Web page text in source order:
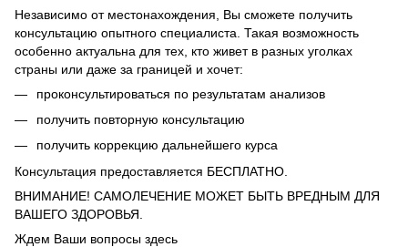
Независимо от местонахождения, Вы сможете получить
консультацию опытного специалиста. Такая возможность
особенно актуальна для тех, кто живет в разных уголках
страны или даже за границей и хочет:
проконсультироваться по результатам анализов
получить повторную консультацию
получить коррекцию дальнейшего курса
Консультация предоставляется БЕСПЛАТНО.
ВНИМАНИЕ! САМОЛЕЧЕНИЕ МОЖЕТ БЫТЬ ВРЕДНЫМ ДЛЯ
ВАШЕГО ЗДОРОВЬЯ.
Ждем Ваши вопросы здесь